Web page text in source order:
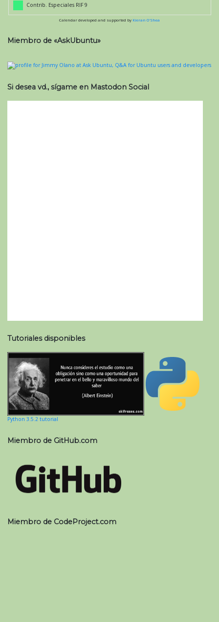
Contrib. Especiales RIF 9
Calendar developed and supported by Kieran O'Shea
Miembro de «AskUbuntu»
Si desea vd., sígame en Mastodon Social
Tutoriales disponibles
Python 3.5.2 tutorial
Miembro de GitHub.com
Miembro de CodeProject.com